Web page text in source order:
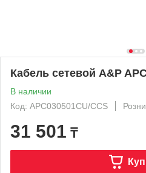
Кабель сетевой A&P
В наличии
Код: APC030501CU/CCS
31 501 ₸